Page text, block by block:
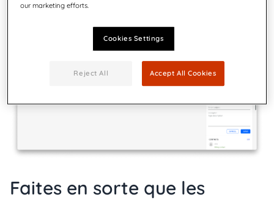
Faites en sorte que les
our marketing efforts.
Cookies Settings
Reject All Accept All Cookies